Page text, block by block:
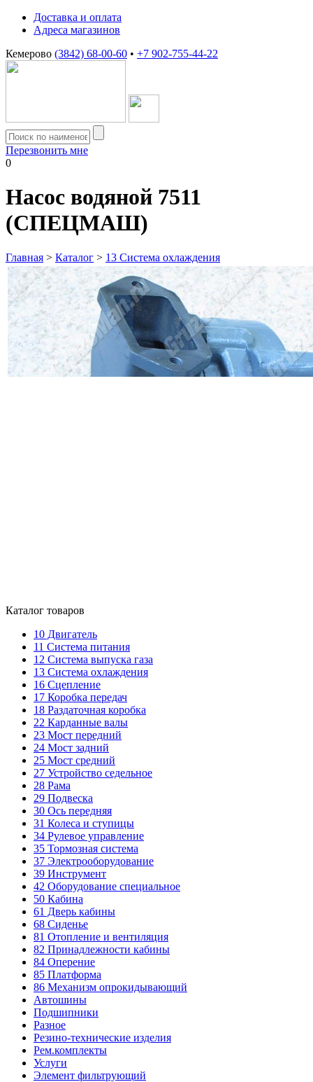
Доставка и оплата
Адреса магазинов
Кемерово (3842) 68-00-60 • +7 902-755-44-22
Перезвонить мне
0
Насос водяной 7511
(СПЕЦМАШ)
Главная > Каталог > 13 Система охлаждения
Каталог товаров
10 Двигатель
11 Система питания
12 Система выпуска газа
13 Система охлаждения
16 Сцепление
17 Коробка передач
18 Раздаточная коробка
22 Карданные валы
23 Мост передний
24 Мост задний
25 Мост средний
27 Устройство седельное
28 Рама
29 Подвеска
30 Ось передняя
31 Колеса и ступицы
34 Рулевое управление
35 Тормозная система
37 Электрооборудование
39 Инструмент
42 Оборудование специальное
50 Кабина
61 Дверь кабины
68 Сиденье
81 Отопление и вентиляция
82 Принадлежности кабины
84 Оперение
85 Платформа
86 Механизм опрокидывающий
Автошины
Подшипники
Разное
Резино-технические изделия
Рем.комплекты
Услуги
Элемент фильтрующий